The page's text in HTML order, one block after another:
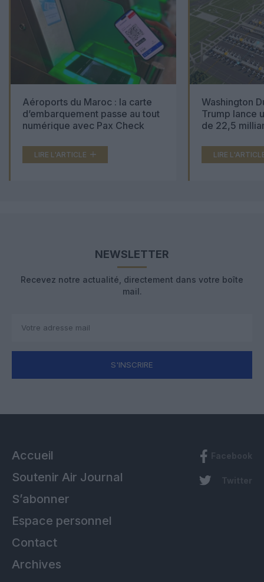
Aéroports du Maroc : la carte
d’embarquement passe au tout
numérique avec Pax Check
LIRE L'ARTICLE
Washington
Trump lance
de 22,5
LIRE
NEWSLETTER
Recevez notre actualité, directement dans votre boîte
mail.
S'INSCRIRE
Accueil
Soutenir Air Journal
S’abonner
Espace personnel
Contact
Archives